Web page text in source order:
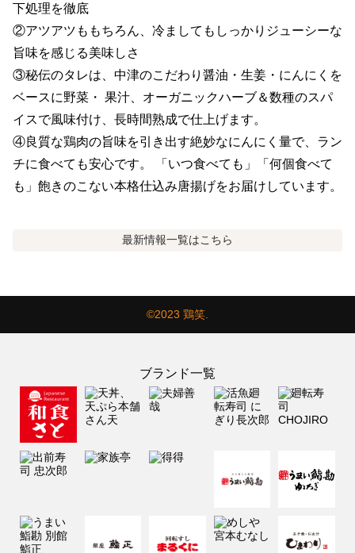
下処理を徹底
②アツアツももちろん、冷ましてもしっかりジューシーな
旨味を感じる美味しさ
③秘伝のタレは、中津のこだわり醤油・生姜・にんにくを
ベースに野菜・ 果汁、オーガニックハーブ＆数種のスパ
イスで風味付け、長時間熟成で仕上げます。
④良質な鶏肉の旨味を引き出す絶妙なにんにく量で、ラン
チに食べても安心です。 「いつ食べても」「何個食べて
も」飽きのこない本格仕込み唐揚げをお届けしています。
最新情報一覧はこちら
©2023 鶏笑.
ブランド一覧